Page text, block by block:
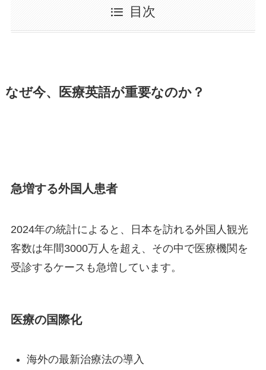
目次
なぜ今、医療英語が重要なのか？
急増する外国人患者
2024年の統計によると、日本を訪れる外国人観光
客数は年間3000万人を超え、その中で医療機関を
受診するケースも急増しています。
医療の国際化
海外の最新治療法の導入